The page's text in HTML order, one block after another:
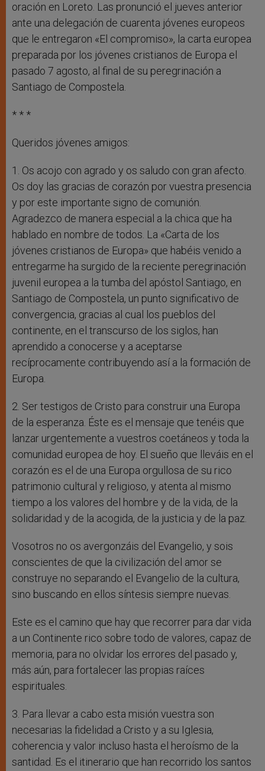
oración en Loreto. Las pronunció el jueves anterior
ante una delegación de cuarenta jóvenes europeos
que le entregaron «El compromiso», la carta europea
preparada por los jóvenes cristianos de Europa el
pasado 7 agosto, al final de su peregrinación a
Santiago de Compostela.
* * *
Queridos jóvenes amigos:
1. Os acojo con agrado y os saludo con gran afecto.
Os doy las gracias de corazón por vuestra presencia
y por este importante signo de comunión.
Agradezco de manera especial a la chica que ha
hablado en nombre de todos. La «Carta de los
jóvenes cristianos de Europa» que habéis venido a
entregarme ha surgido de la reciente peregrinación
juvenil europea a la tumba del apóstol Santiago, en
Santiago de Compostela, un punto significativo de
convergencia, gracias al cual los pueblos del
continente, en el transcurso de los siglos, han
aprendido a conocerse y a aceptarse
recíprocamente contribuyendo así a la formación de
Europa.
2. Ser testigos de Cristo para construir una Europa
de la esperanza. Éste es el mensaje que tenéis que
lanzar urgentemente a vuestros coetáneos y toda la
comunidad europea de hoy. El sueño que lleváis en el
corazón es el de una Europa orgullosa de su rico
patrimonio cultural y religioso, y atenta al mismo
tiempo a los valores del hombre y de la vida, de la
solidaridad y de la acogida, de la justicia y de la paz.
Vosotros no os avergonzáis del Evangelio, y sois
conscientes de que la civilización del amor se
construye no separando el Evangelio de la cultura,
sino buscando en ellos síntesis siempre nuevas.
Este es el camino que hay que recorrer para dar vida
a un Continente rico sobre todo de valores, capaz de
memoria, para no olvidar los errores del pasado y,
más aún, para fortalecer las propias raíces
espirituales.
3. Para llevar a cabo esta misión vuestra son
necesarias la fidelidad a Cristo y a su Iglesia,
coherencia y valor incluso hasta el heroísmo de la
santidad. Es el itinerario que han recorrido los santos